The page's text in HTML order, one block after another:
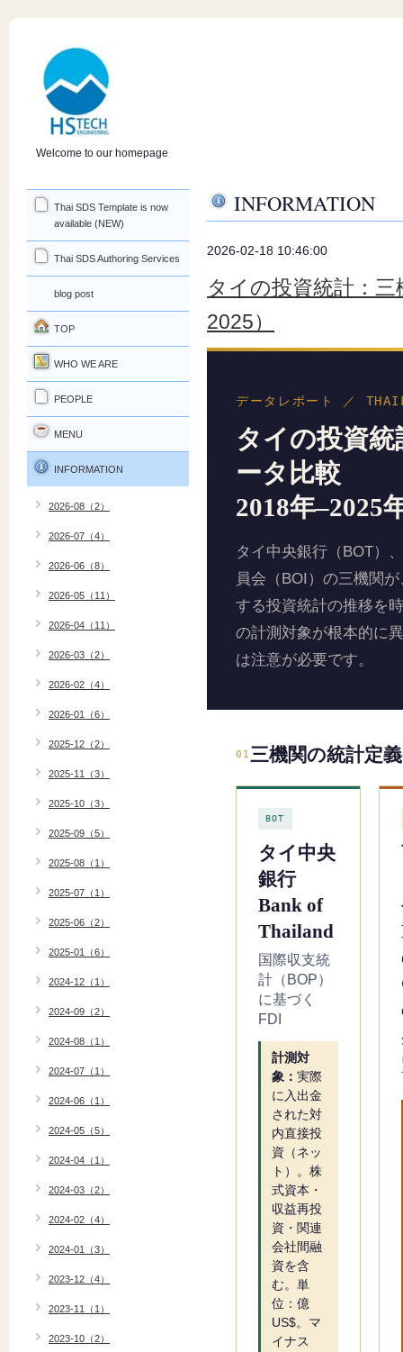
Welcome to our homepage
INFORMATION
2026-02-18 10:46:00
タイの投資統計：
2025）
データレポート ／
タイの投資
ータ比較
2018年–2025
タイ中央銀行（BOT）
員会（BOI）の三機関
する投資統計の推移を
の計測対象が根本的に
は注意が必要です。
01三機関の統計定義
BOT
タイ中央
銀行
Bank of
Thailand
国際収支統
計（BOP）
に基づく
FDI
計測対
象： 実際
に入出金
された対
内直接投
資（ネッ
ト）。株
式資本・
収益再投
資・関連
会社間融
資を含
む。単
位：億
US$。マ
イナス
Thai SDS Template is now
available (NEW)
Thai SDS Authoring Services
blog post
TOP
WHO WE ARE
PEOPLE
MENU
INFORMATION
2026-08（2）
2026-07（4）
2026-06（8）
2026-05（11）
2026-04（11）
2026-03（2）
2026-02（4）
2026-01（6）
2025-12（2）
2025-11（3）
2025-10（3）
2025-09（5）
2025-08（1）
2025-07（1）
2025-06（2）
2025-01（6）
2024-12（1）
2024-09（2）
2024-08（1）
2024-07（1）
2024-06（1）
2024-05（5）
2024-04（1）
2024-03（2）
2024-02（4）
2024-01（3）
2023-12（4）
2023-11（1）
2023-10（2）